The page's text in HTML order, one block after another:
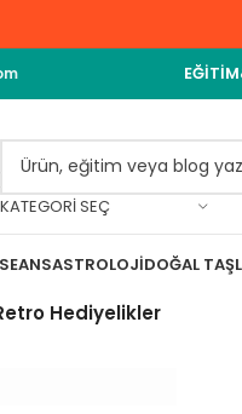
KATEGORI SEÇ
ASTROLOJIDOĞAL
Hediyelikler